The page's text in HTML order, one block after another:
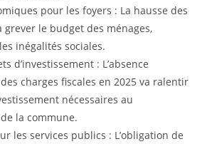
pour les foyers : La hausse des
grever le budget des ménages,
inégalités sociales.
d’investissement : L’absence
charges fiscales en 2025 va ralentir
nécessaires au
la commune.
les services publics : L’obligation de